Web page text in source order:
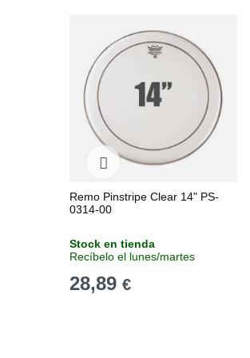
Remo Pinstripe Clear 14" PS-
0314-00
Stock en tienda
Recíbelo el lunes/martes
28,89 €